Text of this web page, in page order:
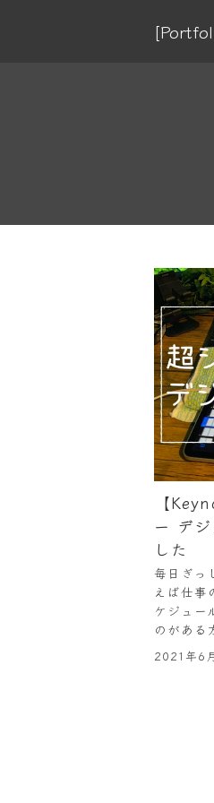
【
ー デ
した
毎日ぎっ
えば仕事
ケジュー
のがある
2021年6